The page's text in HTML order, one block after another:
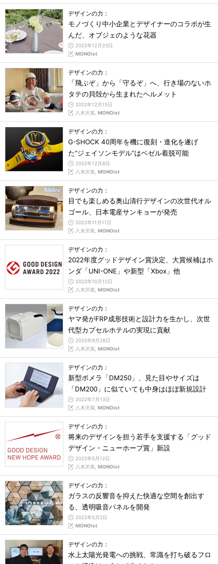
デザインの力：
モノづくり中小企業とデザイナーのコラボが生
んだ、オブジェのような花器
2022年12月23日
MONOist
デザインの力：
「飛ぶぞ」から「守るぞ」へ、行き場のないホ
タテの貝殻から生まれたヘルメット
2022年12月15日
八木沢篤, MONOist
デザインの力：
G-SHOCK 40周年を機に復刻・進化を遂げ
た“ジェイソンモデル”はベゼル着脱可能
2022年12月8日
八木沢篤, MONOist
デザインの力：
目でも楽しめる奥山清行デザインの次世代オル
ゴール、日本電産サンキョーが発売
2022年11月11日
八木沢篤, MONOist
デザインの力：
2022年度グッドデザイン賞決定、大賞候補はホ
ンダ「UNI-ONE」や新型「Xbox」他
2022年10月12日
八木沢篤, MONOist
デザインの力：
ヤマ発がFRP成形技術と設計力を生かし、次世
代型カプセルホテルの実現に貢献
2022年9月28日
八木沢篤, MONOist
デザインの力：
新型ポメラ「DM250」、見た目やサイズは
「DM200」に似ていても中身はほぼ新規設計
2022年7月13日
八木沢篤, MONOist
デザインの力：
将来のデザインを担う若手を支援する「グッド
デザイン・ニューホープ賞」新設
2022年5月12日
八木沢篤, MONOist
デザインの力：
ガラスの反響音を抑えた快適な空間を創出す
る、透明吸音パネルを開発
2022年5月2日
MONOist
デザインの力：
水上太陽光発電への挑戦、常識を打ち破るフロ